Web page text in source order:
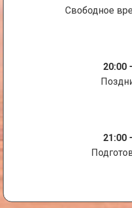
Свободное
20:00
21:00